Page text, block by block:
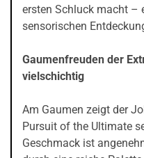
ersten Schluck macht –
sensorischen
Gaumenfreuden der
vielschichtig
Am Gaumen zeigt der
Pursuit of the Ultimate
Geschmack ist